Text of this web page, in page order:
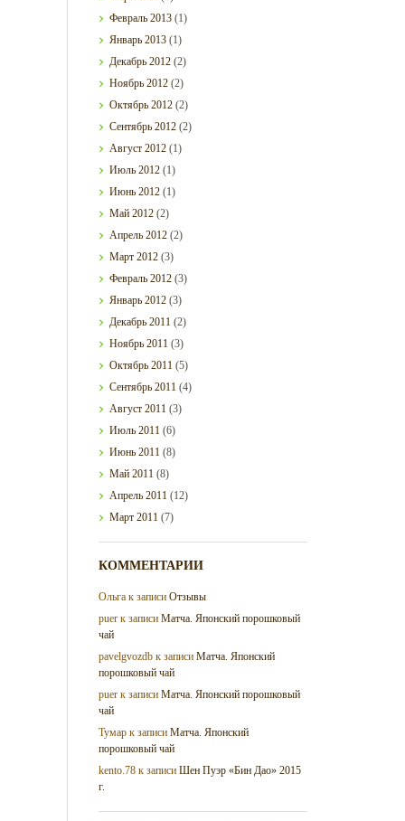
Февраль2013 (1)
Январь2013 (1)
Декабрь2012 (2)
Ноябрь2012 (2)
Октябрь2012 (2)
Сентябрь2012 (2)
Август2012 (1)
Июль2012 (1)
Июнь2012 (1)
Май2012 (2)
Апрель2012 (2)
Март2012 (3)
Февраль2012 (3)
Январь2012 (3)
Декабрь2011 (2)
Ноябрь2011 (3)
Октябрь2011 (5)
Сентябрь2011 (4)
Август2011 (3)
Июль2011 (6)
Июнь2011 (8)
Май2011 (8)
Апрель2011 (12)
Март2011 (7)
КОММЕНТАРИИ
Ольга к записиОтзывы
puer к записиМатча. Японский порошковый
чай
pavelgvozdb к записиМатча. Японский
порошковый чай
puer к записиМатча. Японский порошковый
чай
Тумар к записиМатча. Японский
порошковый чай
kento.78 к записиШен Пуэр «Бин Дао» 2015
г.